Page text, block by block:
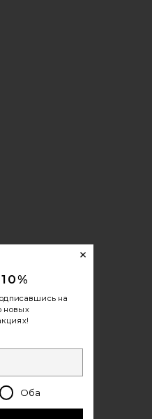
DAYS
на
новых
Оба